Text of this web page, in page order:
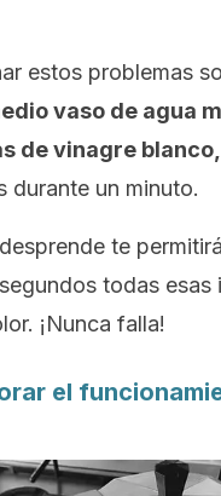
estos problemas
vaso de agua
de vinagre blanco,
durante un minuto.
te
todas esas
¡Nunca falla!
el